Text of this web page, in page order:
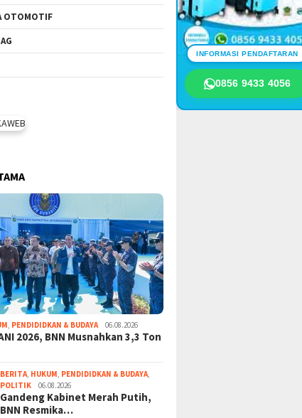
INFORMASI PENDAFTARAN
0856 9433 4056
OTOMOTIF
, PENDIDIDKAN & BUDAYA 06.08.2026
2026, BNN Musnahkan 3,3 Ton
BERITA, HUKUM, PENDIDIDKAN & BUDAYA,
POLITIK
06.08.2026
Gandeng Kabinet Merah Putih,
BNN Resmika…